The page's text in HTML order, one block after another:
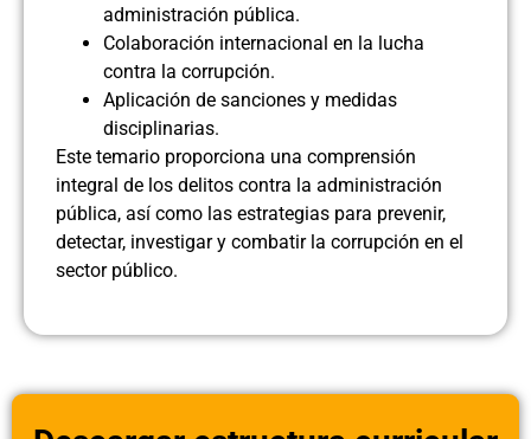
administración pública.
Colaboración internacional en la lucha
contra la corrupción.
Aplicación de sanciones y medidas
disciplinarias.
Este temario proporciona una comprensión
integral de los delitos contra la administración
pública, así como las estrategias para prevenir,
detectar, investigar y combatir la corrupción en el
sector público.